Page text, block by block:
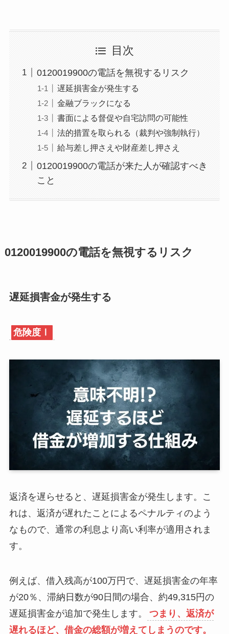
目次
0120019900の電話を無視するリスク
遅延損害金が発生する
金融ブラックになる
書面による督促や自宅訪問の可能性
法的措置を取られる（裁判や強制執行）
給与差し押さえや財産差し押さえ
0120019900の電話が来た人が確認すべき
こと
0120019900の電話を無視するリスク
遅延損害金が発生する
危険度Ⅰ
返済を遅らせると、遅延損害金が発生します。こ
れは、返済が遅れたことによるペナルティのよう
なもので、通常の利息より高い利率が適用されま
す。
例えば、借入残高が100万円で、遅延損害金の年率
が20％、滞納日数が90日間の場合、約49,315円の
遅延損害金が追加で発生します。
つまり、返済が
遅れるほど、借金の総額が増えてしまうのです。